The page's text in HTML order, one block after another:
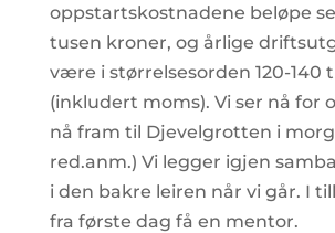
oppstartskostnadene beløpe
tusen kroner, og årlige
være i størrelsesorden 120-140
(inkludert moms). Vi ser nå for
nå fram til Djevelgrotten i
red.anm.) Vi legger igjen
i den bakre leiren når vi går. I
fra første dag få en mentor.